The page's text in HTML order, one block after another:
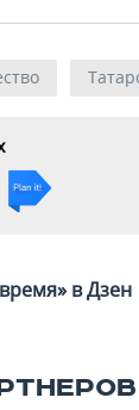
в Дзен